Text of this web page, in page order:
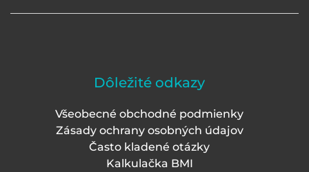
Dôležité odkazy
Všeobecné obchodné podmienky
Zásady ochrany osobných údajov
Často kladené otázky
Kalkulačka BMI